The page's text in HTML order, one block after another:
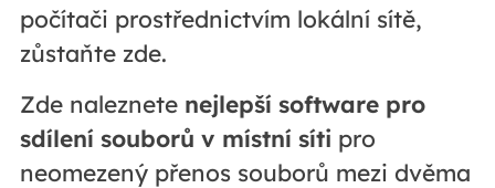
počítači prostřednictvím lokální sítě,
zůstaňte zde.
Zde naleznete nejlepší software pro
sdílení souborů v místní síti pro
neomezený přenos souborů mezi dvěma